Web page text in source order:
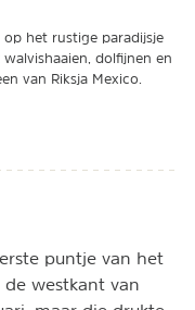
het rustige paradijsje
dolfijnen en
van Riksja Mexico.
puntje van het
westkant van